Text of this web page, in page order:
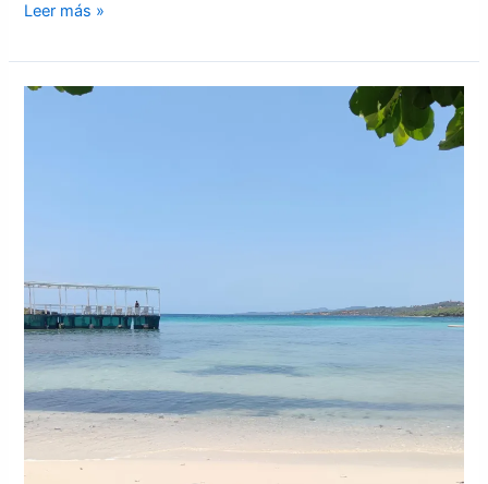
Leer más »
Media
disfrutar
en
Roatán